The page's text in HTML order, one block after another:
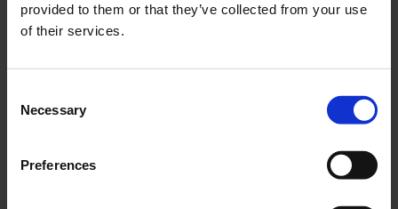
provided to them or that they’ve collected from your use
of their services.
Selection
Necessary
Preferences
approccio estetico, ci ha lasciato un
rappresenta un’opportunità unica per
Un’esperienza immersiva che ci porta ad